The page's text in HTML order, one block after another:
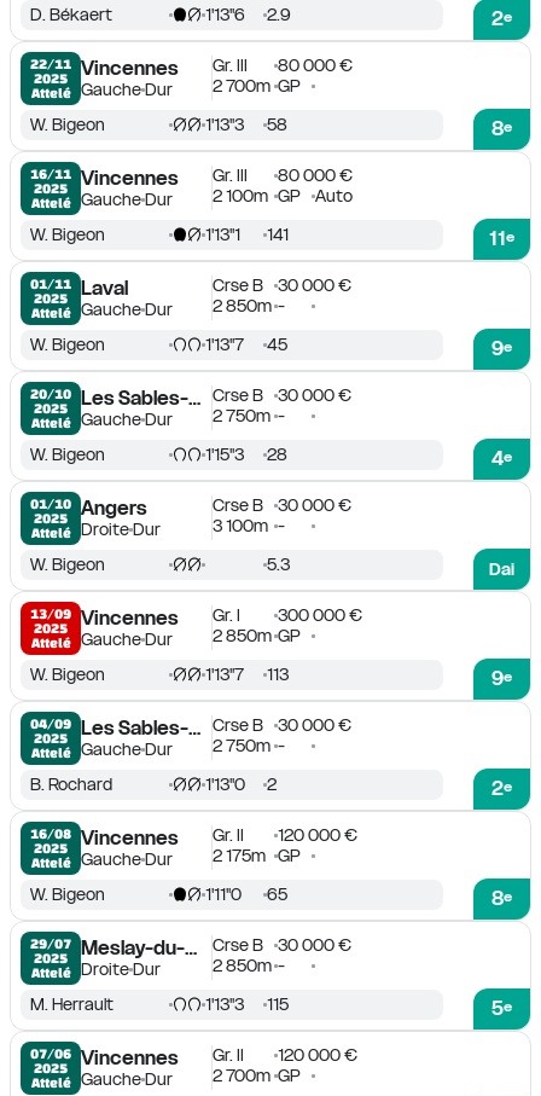
2e
D. Békaert 1'13''6 2.9
22/11
2025
Attelé
Vincennes
GaucheDur
Gr. III
80 000 €
2 700m GP
8e
W. Bigeon 1'13''3 58
16/11
2025
Attelé
Vincennes
GaucheDur
Gr. III
80 000 €
2 100m GP Auto
11e
W. Bigeon 1'13''1 141
01/11
2025
Attelé
Laval
GaucheDur
Crse B
30 000 €
2 850m -
9e
W. Bigeon 1'13''7 45
20/10
2025
Attelé
Les Sables-d'Olonne
GaucheDur
Crse B
30 000 €
2 750m -
4e
W. Bigeon 1'15''3 28
01/10
2025
Attelé
Angers
DroiteDur
Crse B
30 000 €
3 100m -
Dai
W. Bigeon 5.3
13/09
2025
Attelé
Vincennes
GaucheDur
Gr. I
300 000 €
2 850m GP
9e
W. Bigeon 1'13''7 113
04/09
2025
Attelé
Les Sables-d'Olonne
GaucheDur
Crse B
30 000 €
2 750m -
2e
B. Rochard 1'13''0 2
16/08
2025
Attelé
Vincennes
GaucheDur
Gr. II
120 000 €
2 175m GP
8e
W. Bigeon 1'11''0 65
29/07
2025
Attelé
Meslay-du-Maine
DroiteDur
Crse B
30 000 €
2 850m -
5e
M. Herrault 1'13''3 115
07/06
2025
Attelé
Vincennes
GaucheDur
Gr. II
120 000 €
2 700m GP